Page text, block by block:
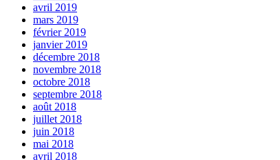
avril 2019
mars 2019
février 2019
janvier 2019
décembre 2018
novembre 2018
octobre 2018
septembre 2018
août 2018
juillet 2018
juin 2018
mai 2018
avril 2018